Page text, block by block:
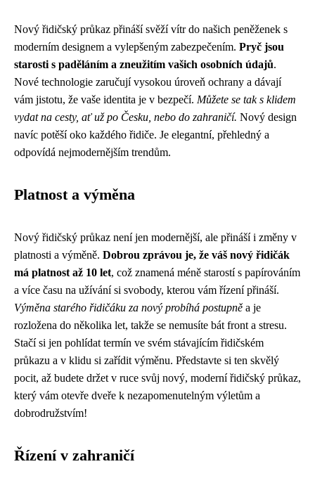
Nový řidičský průkaz přináší svěží vítr do našich peněženek s
moderním designem a vylepšeným zabezpečením. Pryč jsou
starosti s paděláním a zneužitím vašich osobních údajů.
Nové technologie zaručují vysokou úroveň ochrany a dávají
vám jistotu, že vaše identita je v bezpečí. Můžete se tak s klidem
vydat na cesty, ať už po Česku, nebo do zahraničí. Nový design
navíc potěší oko každého řidiče. Je elegantní, přehledný a
odpovídá nejmodernějším trendům.
Platnost a výměna
Nový řidičský průkaz není jen modernější, ale přináší i změny v
platnosti a výměně. Dobrou zprávou je, že váš nový řidičák
má platnost až 10 let, což znamená méně starostí s papírováním
a více času na užívání si svobody, kterou vám řízení přináší.
Výměna starého řidičáku za nový probíhá postupně a je
rozložena do několika let, takže se nemusíte bát front a stresu.
Stačí si jen pohlídat termín ve svém stávajícím řidičském
průkazu a v klidu si zařídit výměnu. Představte si ten skvělý
pocit, až budete držet v ruce svůj nový, moderní řidičský průkaz,
který vám otevře dveře k nezapomenutelným výletům a
dobrodružstvím!
Řízení v zahraničí